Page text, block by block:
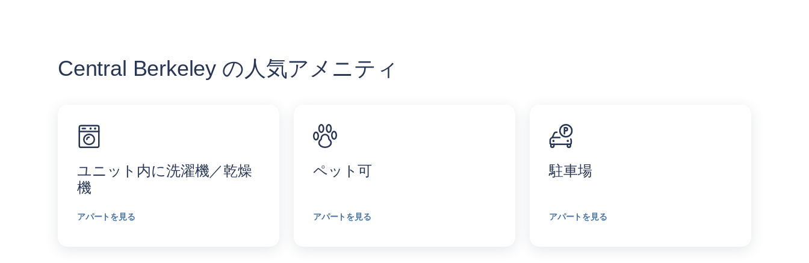
Central Berkeley の人気アメニティ
ユニット内に洗濯機／乾燥
機
アパートを見る
ペット可
アパートを見る
駐車場
アパートを見る